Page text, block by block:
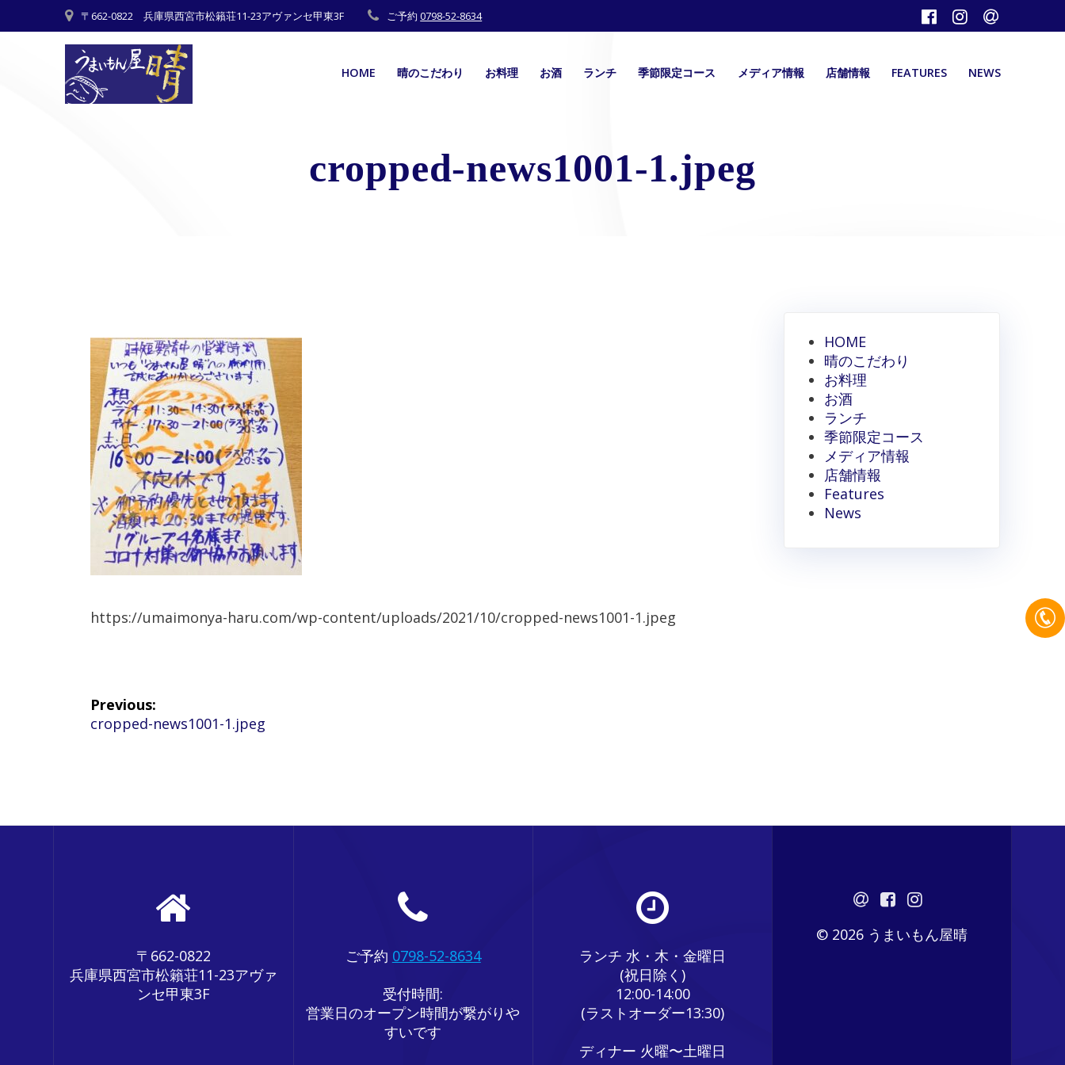
to
〒662-0822 兵庫県西宮市松籟荘11-23アヴァンセ甲東3F ご予約0798-52-8634
HOME 晴のこだわり お料理 お酒 ランチ 季節限定コース メディア情報 店舗情報 FEATURES NEWS
cropped-news1001-1.jpeg
https://umaimonya-haru.com/wp-content/uploads/2021/10/cropped-news1001-1.jpeg
ゲ
Previous:
Previous
cropped-news1001-1.jpeg
HOME
晴のこだわり
お料理
お酒
ランチ
季節限定コース
メディア情報
店舗情報
Features
News
〒662-0822
兵庫県西宮市松籟荘11-23アヴァ
ンセ甲東3F
ご予約 0798-52-8634
受付時間:
営業日のオープン時間が繋がりや
すいです
ランチ 水・木・金曜日
(祝日除く)
12:00-14:00
(ラストオーダー13:30)
ディナー 火曜〜土曜日
© 2026 うまいもん屋晴